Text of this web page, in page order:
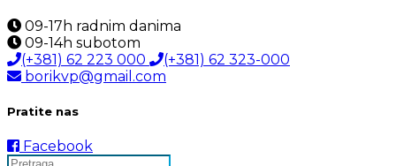
09-17h radnim danima
09-14h subotom
(+381) 62 223 000
(+381) 62 323-000
borikvp@gmail.com
Pratite nas
Facebook